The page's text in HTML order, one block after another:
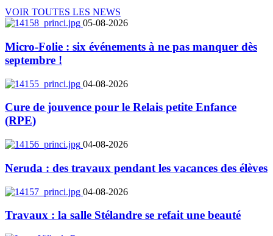
VOIR TOUTES LES NEWS
05-08-2026
Micro-Folie : six événements à ne pas manquer dès
septembre !
04-08-2026
Cure de jouvence pour le Relais petite Enfance
(RPE)
04-08-2026
Neruda : des travaux pendant les vacances des élèves
04-08-2026
Travaux : la salle Stélandre se refait une beauté